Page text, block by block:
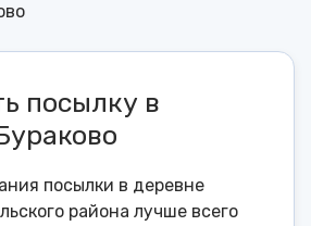
посылку в
посылки в деревне
района лучше всего